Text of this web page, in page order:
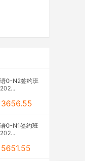
0-N2签约班
202...
0-N1签约班
202...